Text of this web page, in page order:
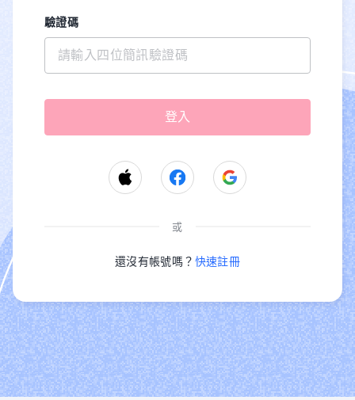
驗證碼
或
還沒有帳號嗎？ 快速註冊